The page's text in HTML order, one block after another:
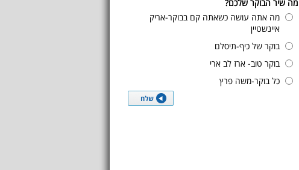
מה שיר הבוקר שלכם?
מה אתה עושה כשאתה קם בבוקר-אריק
איינשטיין
בוקר של כיף-תיסלם
בוקר טוב- ארז לב ארי
כל בוקר-משה פרץ